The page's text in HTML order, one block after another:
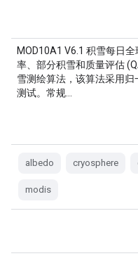
MOD10A1 V6.1 积雪每日
率、部分积雪和质量评估
雪测绘算法，该算法采用
测试。常规…
albedo cryosphere
modis